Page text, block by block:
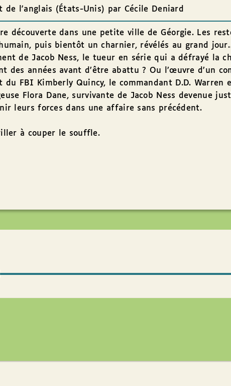
de l'anglais (États-Unis) par Cécile Deniard
découverte dans une petite ville de Géorgie. Les
puis bientôt un charnier, révélés au grand
de Jacob Ness, le tueur en série qui a défrayé la
des années avant d’être abattu ? Ou l’œuvre d’un
du FBI Kimberly Quincy, le commandant D.D. Warren
Flora Dane, survivante de Jacob Ness devenue
leurs forces dans une affaire sans précédent.
à couper le souffle.